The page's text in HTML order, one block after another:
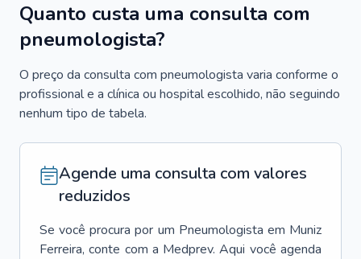
Quanto custa uma consulta com
pneumologista?
O preço da consulta com pneumologista varia conforme o
profissional e a clínica ou hospital escolhido, não seguindo
nenhum tipo de tabela.
Agende uma consulta com valores
reduzidos
Se você procura por um Pneumologista em Muniz
Ferreira, conte com a Medprev. Aqui você agenda